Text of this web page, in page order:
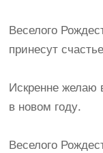
Веселого
принесут
Искренне желаю
в новом году.
Веселого